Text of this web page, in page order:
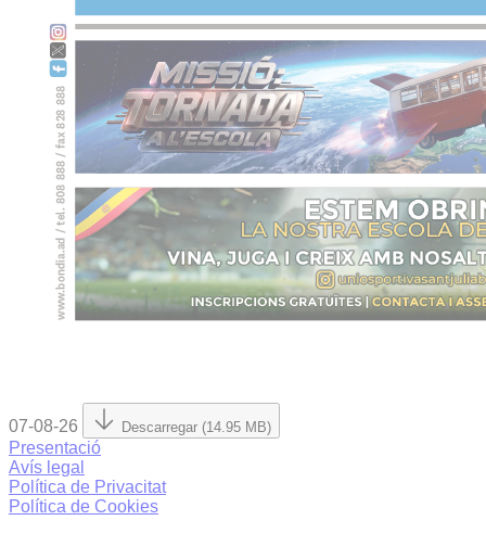
07-08-26 Descarregar (14.95 MB)
Presentació
Avís legal
Política de Privacitat
Política de Cookies